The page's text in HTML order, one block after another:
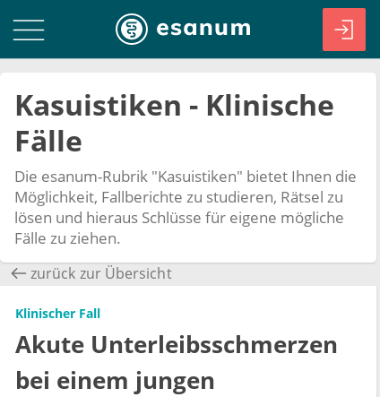
Kasuistiken - Klinische
Fälle
Die esanum-Rubrik "Kasuistiken" bietet Ihnen die
Möglichkeit, Fallberichte zu studieren, Rätsel zu
lösen und hieraus Schlüsse für eigene mögliche
Fälle zu ziehen.
zurück zur Übersicht
Klinischer Fall
Akute Unterleibsschmerzen
bei einem jungen